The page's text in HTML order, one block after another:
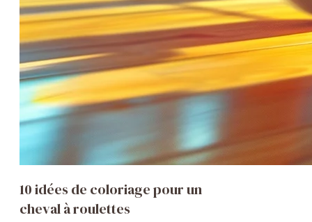
10 idées de coloriage pour un
cheval à roulettes